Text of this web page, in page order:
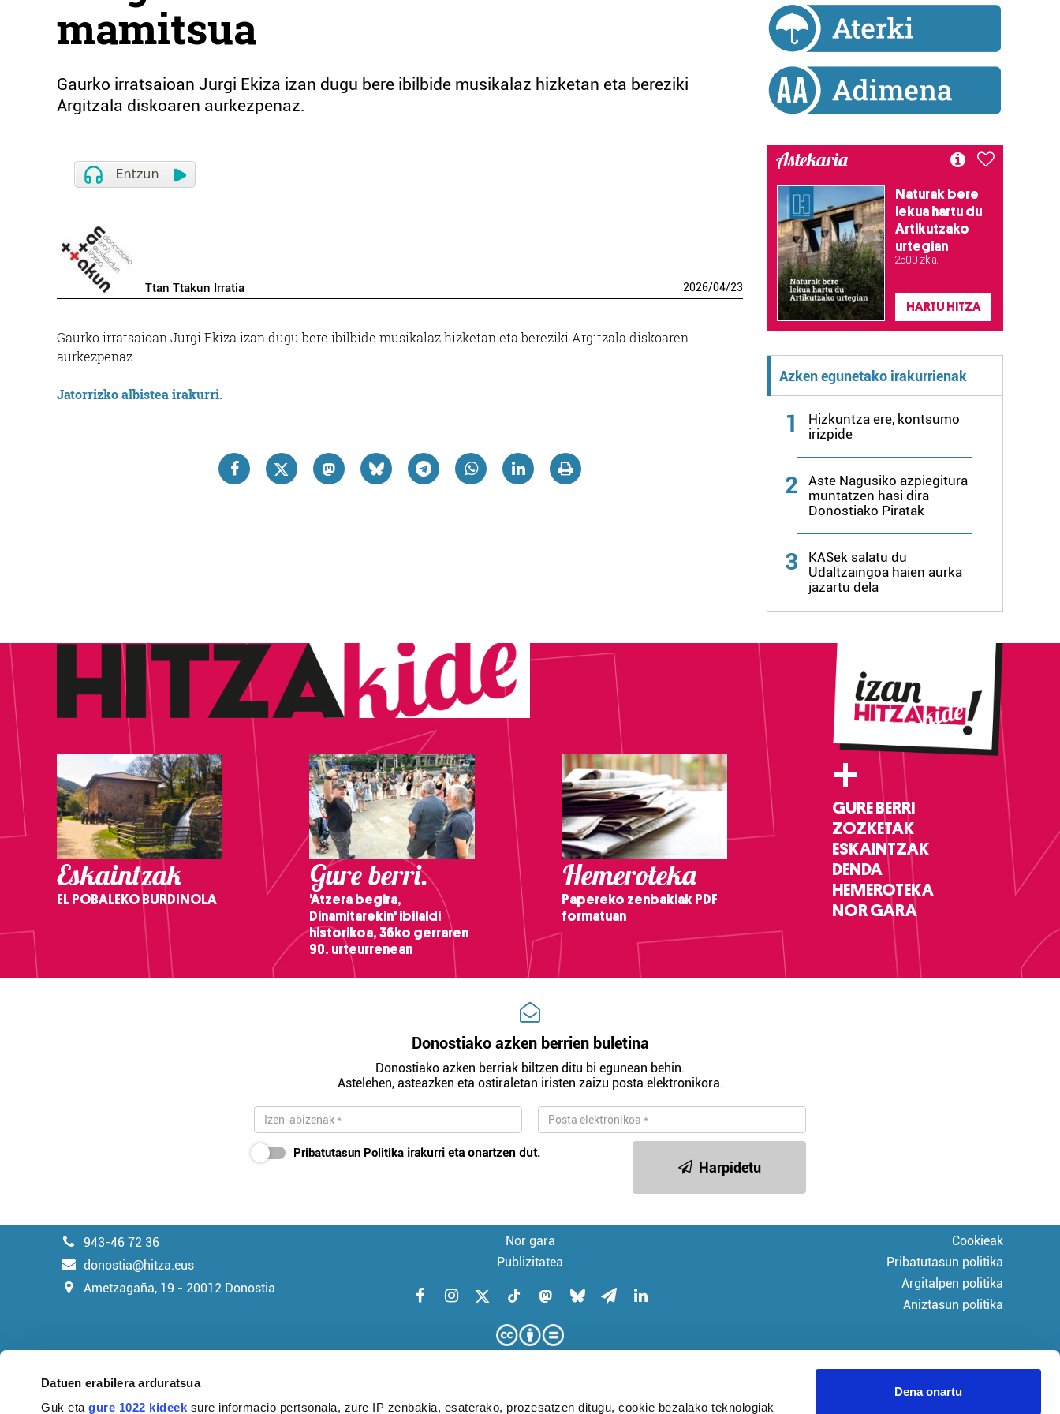
Datuen erabilera arduratsua
Guk etagure 1022 kideek sure informacio pertsonala, zure IP zenbakia, esaterako, prozesatzen ditugu, cookie bezalako teknologiak
Dena onartu
mamitsua
Gaurko irratsaioan Jurgi Ekiza izan dugu bere ibilbide musikalaz hizketan eta bereziki
Argitzala diskoaren aurkezpenaz.
Ttan Ttakun Irratia 2026/04/23
Gaurko irratsaioan Jurgi Ekiza izan dugu bere ibilbide musikalaz hizketan eta bereziki Argitzala diskoaren
aurkezpenaz.
Jatorrizko albistea irakurri.
Astekaria
Naturak bere
lekua hartu du
Artikutzako
urtegian
2.500 zkia.
HARTU HITZA
Azken egunetako irakurrienak
1
Hizkuntza ere, kontsumo
irizpide
2
Aste Nagusiko azpiegitura
muntatzen hasi dira
Donostiako Piratak
3
KASek salatu du
Udaltzaingoa haien aurka
jazartu dela
Eskaintzak
EL POBALEKO BURDINOLA
Gure berri.
'Atzera begira,
Dinamitarekin' ibilaldi
historikoa, 36ko gerraren
90. urteurrenean
Hemeroteka
Papereko zenbakiak PDF
formatuan
+
GURE BERRI
ZOZKETAK
ESKAINTZAK
DENDA
HEMEROTEKA
NOR GARA
Donostiako azken berrien buletina
Donostiako azken berriak biltzen ditu bi egunean behin.
Astelehen, asteazken eta ostiraletan iristen zaizu posta elektronikora.
Pribatutasun Politika irakurri eta onartzen dut.
Harpidetu
943-46 72 36
donostia@hitza.eus
Ametzagaña, 19 - 20012 Donostia
Nor gara
Publizitatea
Cookieak
Pribatutasun politika
Argitalpen politika
Aniztasun politika